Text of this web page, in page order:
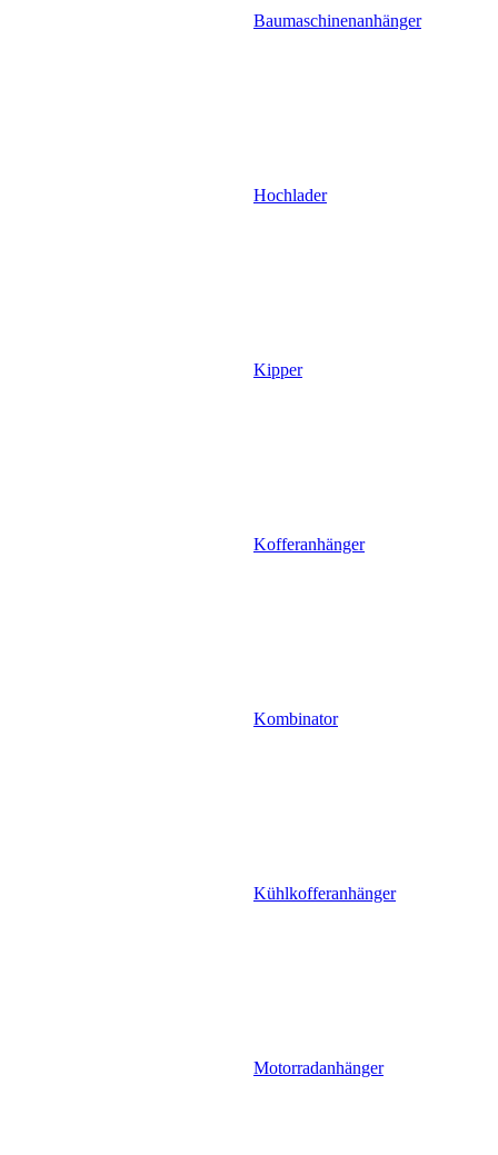
Baumaschinenanhänger
Hochlader
Kipper
Kofferanhänger
Kombinator
Kühlkofferanhänger
Motorradanhänger